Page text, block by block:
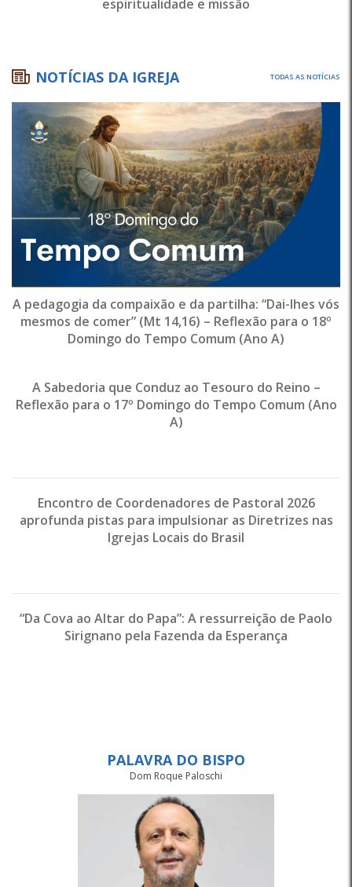
espiritualidade e missão
NOTÍCIAS DA IGREJA TODAS AS NOTÍCIAS
A pedagogia da compaixão e da partilha: “Dai-lhes vós
mesmos de comer” (Mt 14,16) – Reflexão para o 18º
Domingo do Tempo Comum (Ano A)
A Sabedoria que Conduz ao Tesouro do Reino –
Reflexão para o 17º Domingo do Tempo Comum (Ano
A)
Encontro de Coordenadores de Pastoral 2026
aprofunda pistas para impulsionar as Diretrizes nas
Igrejas Locais do Brasil
“Da Cova ao Altar do Papa”: A ressurreição de Paolo
Sirignano pela Fazenda da Esperança
PALAVRA DO BISPO
Dom Roque Paloschi